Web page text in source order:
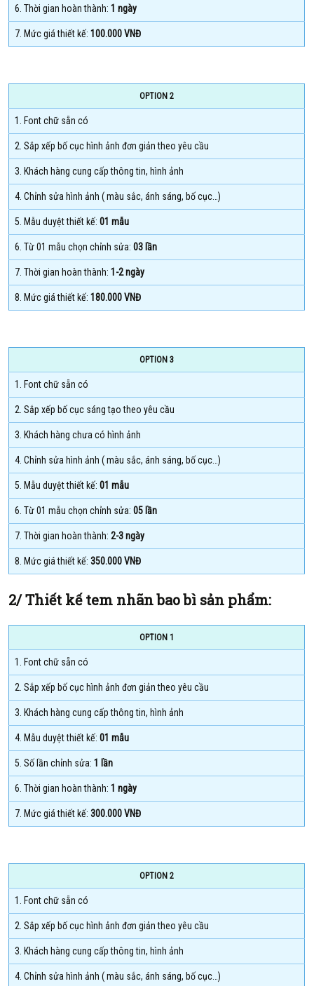
6. Thời gian hoàn thành:1 ngày
7. Mức giá thiết kế:100.000 VNĐ
OPTION 2
1. Font chữ sẵn có
2. Sắp xếp bố cục hình ảnh đơn giản theo yêu cầu
3. Khách hàng cung cấp thông tin, hình ảnh
4. Chỉnh sửa hình ảnh ( màu sắc, ánh sáng, bố cục…)
5. Mẫu duyệt thiết kế:01 mẫu
6. Từ 01 mẫu chọn chỉnh sửa:03 lần
7. Thời gian hoàn thành:1-2 ngày
8. Mức giá thiết kế:180.000 VNĐ
OPTION 3
1. Font chữ sẵn có
2. Sắp xếp bố cục sáng tạo theo yêu cầu
3. Khách hàng chưa có hình ảnh
4. Chỉnh sửa hình ảnh ( màu sắc, ánh sáng, bố cục…)
5. Mẫu duyệt thiết kế:01 mẫu
6. Từ 01 mẫu chọn chỉnh sửa:05 lần
7. Thời gian hoàn thành: 2-3 ngày
8. Mức giá thiết kế:350.000 VNĐ
2/ Thiết kế tem nhãn bao bì sản phẩm:
OPTION 1
1. Font chữ sẵn có
2. Sắp xếp bố cục hình ảnh đơn giản theo yêu cầu
3. Khách hàng cung cấp thông tin, hình ảnh
4. Mẫu duyệt thiết kế:01 mẫu
5. Số lần chỉnh sửa:1 lần
6. Thời gian hoàn thành:1 ngày
7. Mức giá thiết kế:300.000 VNĐ
OPTION 2
1. Font chữ sẵn có
2. Sắp xếp bố cục hình ảnh đơn giản theo yêu cầu
3. Khách hàng cung cấp thông tin, hình ảnh
4. Chỉnh sửa hình ảnh ( màu sắc, ánh sáng, bố cục…)